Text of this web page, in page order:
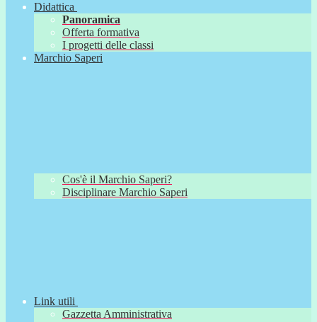
Didattica
Panoramica
Offerta formativa
I progetti delle classi
Marchio Saperi
Cos'è il Marchio Saperi?
Disciplinare Marchio Saperi
Link utili
Gazzetta Amministrativa